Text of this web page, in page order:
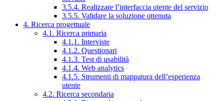
3.5.4. Realizzare l’interfaccia utente del servizio
3.5.5. Validare la soluzione ottenuta
4. Ricerca progettuale
4.1. Ricerca primaria
4.1.1. Interviste
4.1.2. Questionari
4.1.3. Test di usabilità
4.1.4. Web analytics
4.1.5. Strumenti di mappatura dell’esperienza
utente
4.2. Ricerca secondaria